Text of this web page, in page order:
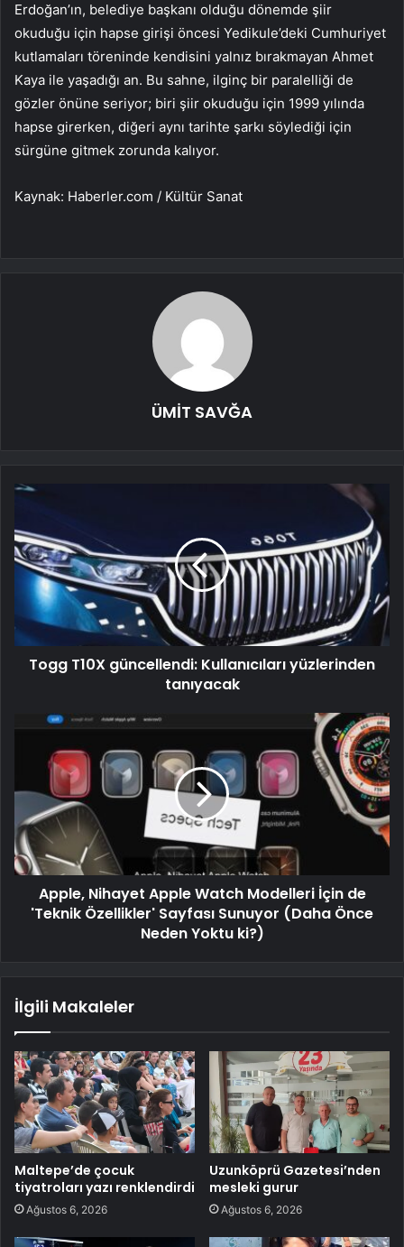
Erdoğan’ın, belediye başkanı olduğu dönemde şiir
okuduğu için hapse girişi öncesi Yedikule’deki Cumhuriyet
kutlamaları töreninde kendisini yalnız bırakmayan Ahmet
Kaya ile yaşadığı an. Bu sahne, ilginç bir paralelliği de
gözler önüne seriyor; biri şiir okuduğu için 1999 yılında
hapse girerken, diğeri aynı tarihte şarkı söylediği için
sürgüne gitmek zorunda kalıyor.
Kaynak: Haberler.com / Kültür Sanat
ÜMİT SAVĞA
Togg T10X güncellendi: Kullanıcıları yüzlerinden
tanıyacak
Apple, Nihayet Apple Watch Modelleri İçin de
'Teknik Özellikler' Sayfası Sunuyor (Daha Önce
Neden Yoktu ki?)
İlgili Makaleler
Maltepe’de çocuk
tiyatroları yazı renklendirdi
Ağustos 6, 2026
Uzunköprü Gazetesi’nden
mesleki gurur
Ağustos 6, 2026